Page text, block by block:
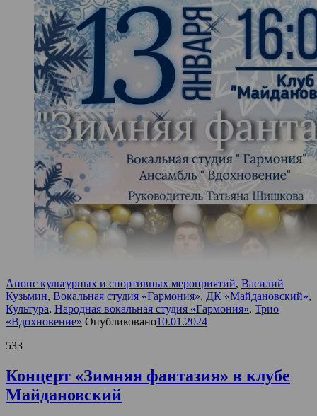
Анонс культурных и спортивных мероприятий, Василий
Кузьмин, Вокальная студия «Гармония», ДК «Майдановский»,
Культура, Народная вокальная студия «Гармония», Трио
«Вдохновение» Опубликовано10.01.2024
533
Концерт «Зимняя фантазия» в клубе
Майдановский